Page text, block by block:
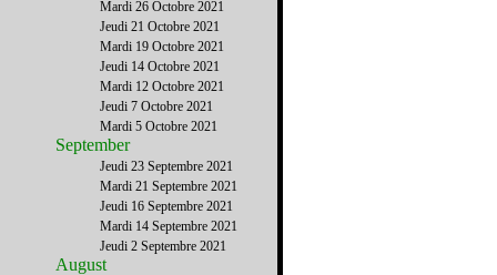
Mardi 26 Octobre 2021
Jeudi 21 Octobre 2021
Mardi 19 Octobre 2021
Jeudi 14 Octobre 2021
Mardi 12 Octobre 2021
Jeudi 7 Octobre 2021
Mardi 5 Octobre 2021
September
Jeudi 23 Septembre 2021
Mardi 21 Septembre 2021
Jeudi 16 Septembre 2021
Mardi 14 Septembre 2021
Jeudi 2 Septembre 2021
August